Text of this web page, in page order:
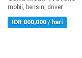
mobil, bensin, driver
IDR 800,000 / hari